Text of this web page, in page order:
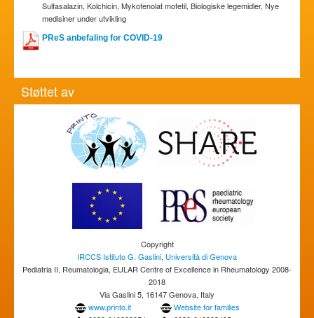
Sulfasalazin, Kolchicin, Mykofenolat mofetil, Biologiske legemidler, Nye
medisiner under utvikling
PReS anbefaling for COVID-19
Støttet av
Copyright
IRCCS Istituto G. Gaslini, Università di Genova
Pediatria II, Reumatologia, EULAR Centre of Excellence in Rheumatology 2008-
2018
Via Gaslini 5, 16147 Genova, Italy
www.printo.it
Website for families